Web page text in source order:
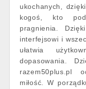
ukochanych,
kogoś, kto
pragnienia.
interfejsowi i
ułatwia
dopasowania.
razem50plus.pl
miłość. W